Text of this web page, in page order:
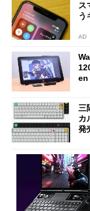
ス
う
AD
en
三
カ
発